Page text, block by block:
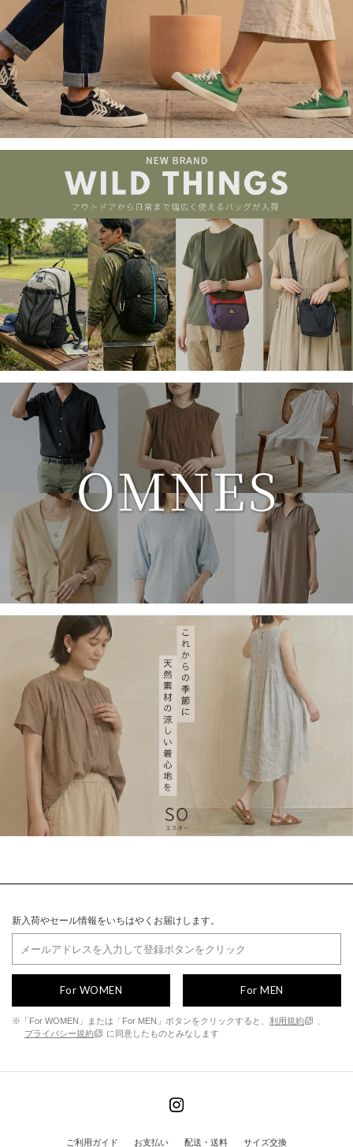
新入荷やセール情報をいちはやくお届けします。
For WOMEN For MEN
※「For WOMEN」または「For MEN」ボタンをクリックすると、 利用規約
プライバシー規約
に同意したものとみなします
ご利用ガイド お支払い 配送・送料 サイズ交換